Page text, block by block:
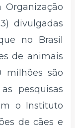
Organização
divulgadas
no Brasil
de animais
milhões são
pesquisas
o Instituto
de cães e